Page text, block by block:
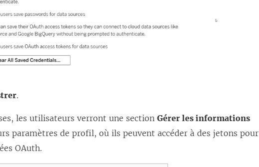
.
les utilisateurs verront une sectionGérer les informations
paramètres de profil, où ils peuvent accéder à des jetons pour
OAuth.